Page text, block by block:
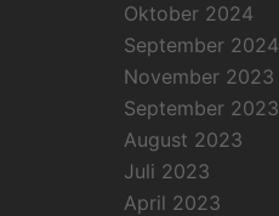
Oktober 2024
September 2024
November 2023
September 2023
August 2023
Juli 2023
April 2023